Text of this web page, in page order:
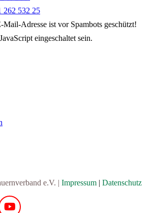
262 532 25
Mail-Adresse ist vor Spambots geschützt!
eingeschaltet sein.
e.V. | Impressum | Datenschutz